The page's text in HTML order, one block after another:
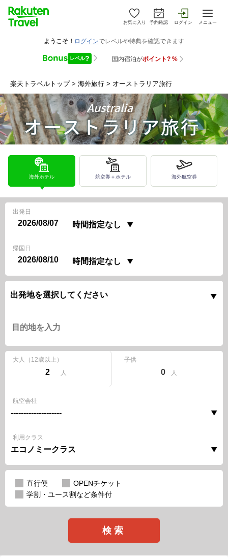
お気に入り 予約確認 ログイン メニュー
楽天トラベルトップ> 海外旅行 > オーストラリア旅行
海外ホテル 航空券＋ホテル 海外航空券
出発日
帰国日
大人
（12歳以上）
人
子供
0 人
航空会社
利用クラス
直行便
OPENチケット
学割・ユース割など条件付
検索